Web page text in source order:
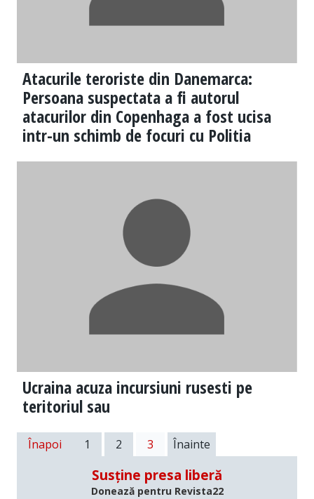
Atacurile teroriste din Danemarca:
Persoana suspectata a fi autorul
atacurilor din Copenhaga a fost ucisa
intr-un schimb de focuri cu Politia
Ucraina acuza incursiuni rusesti pe
teritoriul sau
Înapoi 1 2 3 Înainte
Susține presa liberă
Donează pentru Revista22